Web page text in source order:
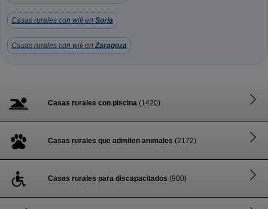
Casas rurales con wifi en Soria
Casas rurales con wifi en Zaragoza
Casas rurales con piscina (1420)
Casas rurales que admiten animales (2172)
Casas rurales para discapacitados (900)